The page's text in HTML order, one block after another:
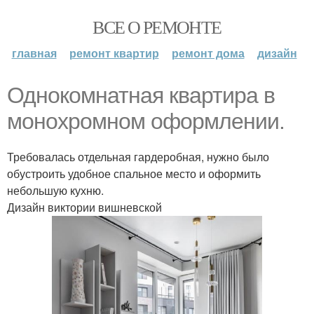
ВСЕ О РЕМОНТЕ
главная ремонт квартир ремонт дома дизайн
Однокомнатная квартира в
монохромном оформлении.
Требовалась отдельная гардеробная, нужно было
обустроить удобное спальное место и оформить
небольшую кухню.
Дизайн виктории вишневской